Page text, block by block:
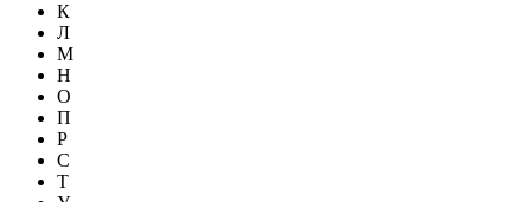
К
Л
М
Н
О
П
Р
С
Т